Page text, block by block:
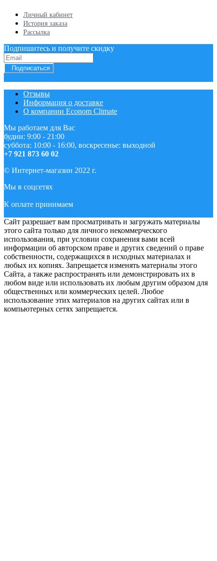
Личный кабинет
История заказа
Рассылка
Подпишитесь и получите скидку
Подписаться
Отзывы
Информация о доставке
О компании Econom Climate
Мы работаем для Вас
будни: 9:00 - 21:00
суббота: 10:00 - 16:00, воскресенье: выходной
+7 921 873 60 02
© Интернет-магазин 2022 г.
Мы в соцсетях
К оплате принимаем
Сайт разрешает вам просматривать и загружать материалы
этого сайта только для личного некоммерческого
использования, при условии сохранения вами всей
информации об авторском праве и других сведений о праве
собственности, содержащихся в исходных материалах и
любых их копиях. Запрещается изменять материалы этого
Сайта, а также распространять или демонстрировать их в
любом виде или использовать их любым другим образом для
общественных или коммерческих целей. Любое
использование этих материалов на других сайтах или в
компьютерных сетях запрещается.